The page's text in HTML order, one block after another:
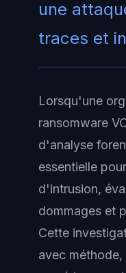
une
traces et
Lorsqu'une
ransomware
d'analyse
essentielle
d'intrusion,
dommages et
Cette
avec méthode,